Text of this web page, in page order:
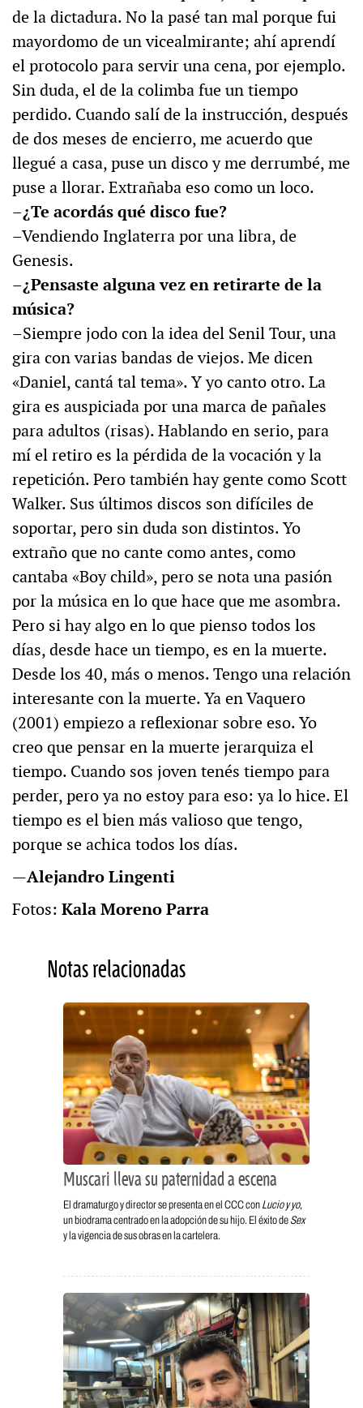
de la dictadura. No la pasé tan mal porque fui
mayordomo de un vicealmirante; ahí aprendí
el protocolo para servir una cena, por ejemplo.
Sin duda, el de la colimba fue un tiempo
perdido. Cuando salí de la instrucción, después
de dos meses de encierro, me acuerdo que
llegué a casa, puse un disco y me derrumbé, me
puse a llorar. Extrañaba eso como un loco.
–¿Te acordás qué disco fue?
–Vendiendo Inglaterra por una libra, de
Genesis.
–¿Pensaste alguna vez en retirarte de la
música?
–Siempre jodo con la idea del Senil Tour, una
gira con varias bandas de viejos. Me dicen
«Daniel, cantá tal tema». Y yo canto otro. La
gira es auspiciada por una marca de pañales
para adultos (risas). Hablando en serio, para
mí el retiro es la pérdida de la vocación y la
repetición. Pero también hay gente como Scott
Walker. Sus últimos discos son difíciles de
soportar, pero sin duda son distintos. Yo
extraño que no cante como antes, como
cantaba «Boy child», pero se nota una pasión
por la música en lo que hace que me asombra.
Pero si hay algo en lo que pienso todos los
días, desde hace un tiempo, es en la muerte.
Desde los 40, más o menos. Tengo una relación
interesante con la muerte. Ya en Vaquero
(2001) empiezo a reflexionar sobre eso. Yo
creo que pensar en la muerte jerarquiza el
tiempo. Cuando sos joven tenés tiempo para
perder, pero ya no estoy para eso: ya lo hice. El
tiempo es el bien más valioso que tengo,
porque se achica todos los días.
—Alejandro Lingenti
Fotos: Kala Moreno Parra
Notas relacionadas
Muscari lleva su paternidad a escena
El dramaturgo y director se presenta en el CCC con Lucio y yo,
un biodrama centrado en la adopción de su hijo. El éxito de Sex
y la vigencia de sus obras en la cartelera.